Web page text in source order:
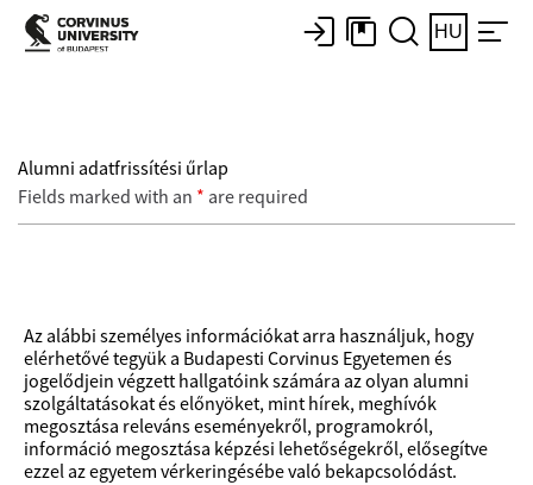
HU
Alumni adatfrissítési űrlap
Fields marked with an * are required
Az alábbi személyes információkat arra használjuk, hogy
elérhetővé tegyük a Budapesti Corvinus Egyetemen és
jogelődjein végzett hallgatóink számára az olyan alumni
szolgáltatásokat és előnyöket, mint hírek, meghívók
megosztása releváns eseményekről, programokról,
információ megosztása képzési lehetőségekről, elősegítve
ezzel az egyetem vérkeringésébe való bekapcsolódást.